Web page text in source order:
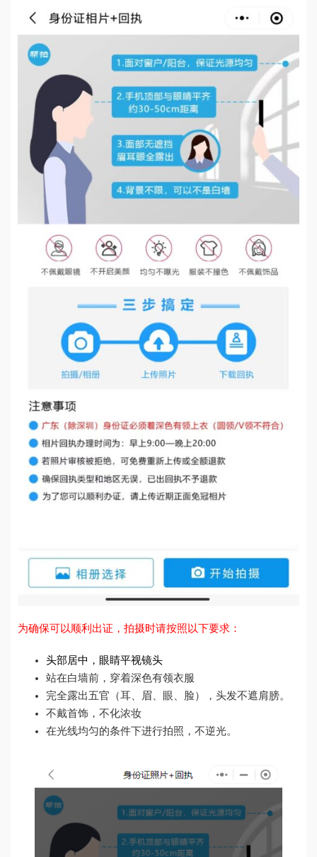
为确保可以顺利出证，拍摄时请按照以下要求：
头部居中，眼睛平视镜头
站在白墙前，穿着深色有领衣服
完全露出五官（耳、眉、眼、脸），头发不遮肩膀。
不戴首饰，不化浓妆
在光线均匀的条件下进行拍照，不逆光。